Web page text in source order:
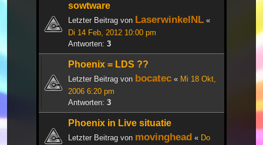
sowtware
Letzter Beitrag von LaserwinkelNL «
Di 14 Feb, 2012 10:00 pm
Antworten: 3
Phoenix = LDS ??
Letzter Beitrag von bocatec « Mi 18 Okt,
2006 6:20 pm
Antworten: 3
Phoenix in Live situatie
Letzter Beitrag von movinghead « Do